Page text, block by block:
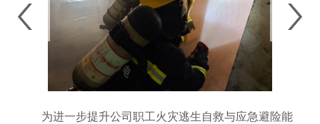
为进一步提升公司职工火灾逃生自救与应急避险能